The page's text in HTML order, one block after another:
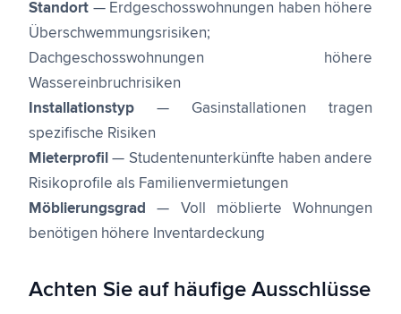
Standort — Erdgeschosswohnungen haben höhere
Überschwemmungsrisiken;
Dachgeschosswohnungen höhere
Wassereinbruchrisiken
Installationstyp — Gasinstallationen tragen
spezifische Risiken
Mieterprofil — Studentenunterkünfte haben andere
Risikoprofile als Familienvermietungen
Möblierungsgrad
— Voll möblierte Wohnungen
benötigen höhere Inventardeckung
Achten Sie auf häufige Ausschlüsse